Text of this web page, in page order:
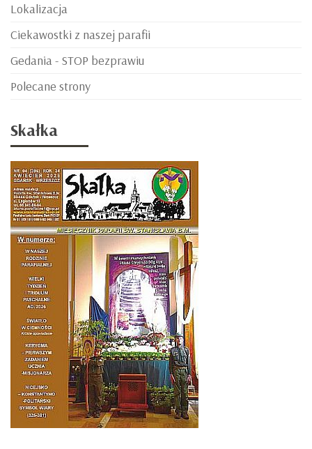
Lokalizacja
Ciekawostki z naszej parafii
Gedania - STOP bezprawiu
Polecane strony
Skałka